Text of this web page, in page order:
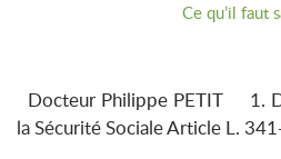
Ce qu’il faut
Docteur Philippe PETIT 1.
la Sécurité Sociale Article L. 341-